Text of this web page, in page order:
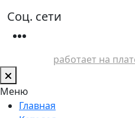
Соц. сети
работает на
Меню
Главная